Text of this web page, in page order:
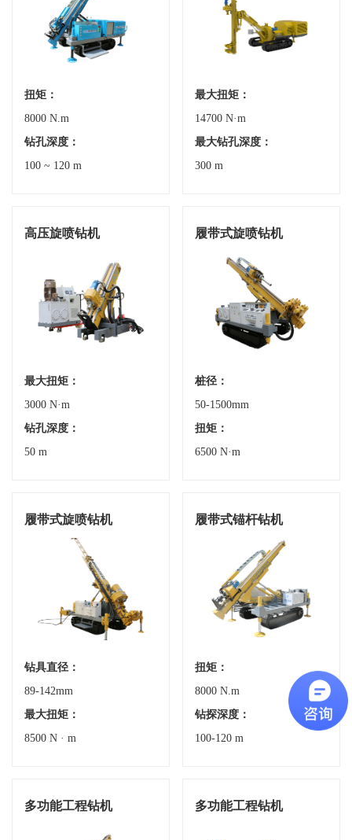
扭矩：
8000 N.m
钻孔深度：
100 ~ 120 m
最大扭矩：
14700 N·m
最大钻孔深度：
300 m
高压旋喷钻机
最大扭矩：
3000 N·m
钻孔深度：
50 m
履带式旋喷钻机
桩径：
50-1500mm
扭矩：
6500 N·m
履带式旋喷钻机
钻具直径：
89-142mm
最大扭矩：
8500 N · m
履带式锚杆钻机
扭矩：
8000 N.m
钻探深度：
100-120 m
多功能工程钻机 多功能工程钻机